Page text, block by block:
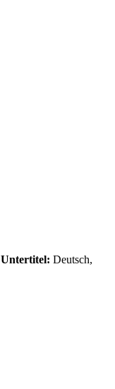
Untertitel: Deutsch,